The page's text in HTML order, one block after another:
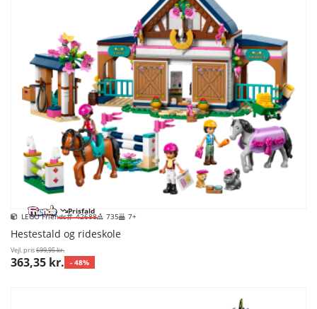
Prisfald
LEGO Friends 42688 735 7+
Hestestald og rideskole
Vejl. pris699,95 kr.
363,35 kr. - 48%